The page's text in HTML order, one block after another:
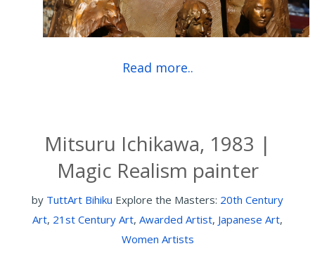
Read more..
Mitsuru Ichikawa, 1983 |
Magic Realism painter
by TuttArt Bihiku Explore the Masters: 20th Century
Art, 21st Century Art, Awarded Artist, Japanese Art,
Women Artists